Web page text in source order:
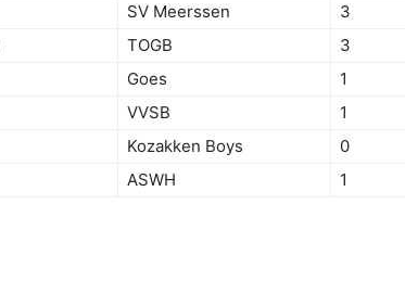
SV Meerssen 3
TOGB 3
Goes 1
VVSB 1
Kozakken Boys 0
ASWH 1